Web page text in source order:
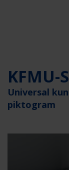
KFMU-
Universal
piktogram